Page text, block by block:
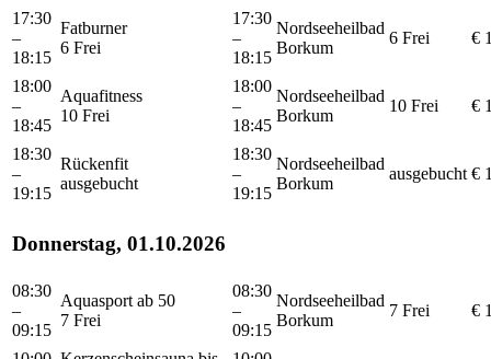
17:30
–
18:15
Fatburner
6 Frei
17:30
–
18:15
Nordseeheilbad
Borkum
6 Frei €
18:00
–
18:45
Aquafitness
10 Frei
18:00
–
18:45
Nordseeheilbad
Borkum
10 Frei €
18:30
–
19:15
Rückenfit
ausgebucht
18:30
–
19:15
Nordseeheilbad
Borkum
ausgebucht €
Donnerstag, 01.10.2026
08:30
–
09:15
Aquasport ab 50
7 Frei
08:30
–
09:15
Nordseeheilbad
Borkum
7 Frei €